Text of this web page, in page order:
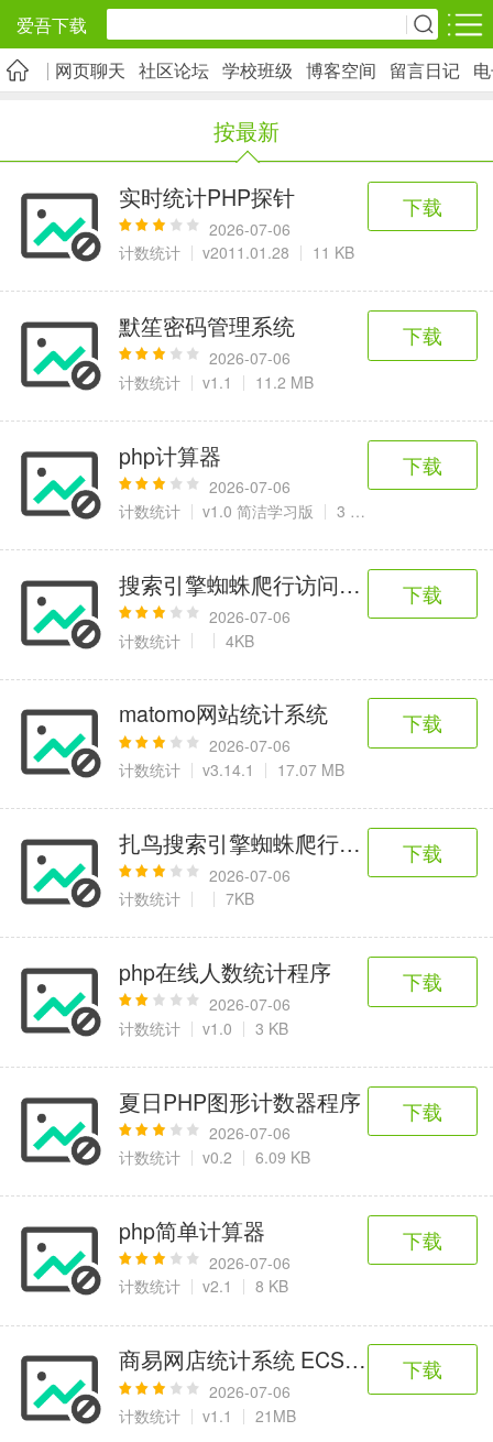
爱吾下载
安卓应用 安卓游戏
5千+款应用
社交通讯
2千+款应用
1万+款应用
实用工具
2万+款应用
金融理财
2百+款应用
6千+款应用
资讯阅读
1万+款应用
学习办公
3万+款应用
生活服务
医疗健康
6千+款应用
母婴育儿
2百+款应用
趣味娱乐
3千+款应用
图像拍照
9百+款应用
网页聊天 社区论坛 学校班级 博客空间 留言日记
按最新
实时统计PHP探针
2026-07-06
计数统计
v2011.01.28 11 KB
下载
默笙密码管理系统
2026-07-06
计数统计
v1.1 11.2 MB
下载
php计算器
2026-07-06
计数统计
v1.0 简洁学习版 3 KB
下载
搜索引擎蜘蛛爬行访问记录日志查看器
2026-07-06
计数统计
4KB
下载
matomo网站统计系统
2026-07-06
计数统计
v3.14.1 17.07 MB
下载
扎鸟搜索引擎蜘蛛爬行统计系统
2026-07-06
计数统计
7KB
下载
php在线人数统计程序
2026-07-06
计数统计
v1.0 3 KB
下载
夏日PHP图形计数器程序
2026-07-06
计数统计
v0.2 6.09 KB
下载
php简单计算器
2026-07-06
计数统计
v2.1 8 KB
下载
商易网店统计系统 ECSTAT
2026-07-06
计数统计
v1.1 21MB
下载